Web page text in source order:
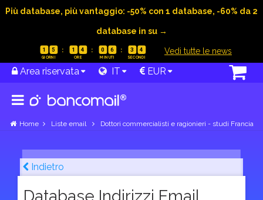
Più database, più vantaggio: -50% con 1 database, -60% da 2
database in su →
1 5 1 4 0 6 3 3 Vedi tutte le news
Area riservata IT EUR
Home Liste email Dottori commercialisti e ragionieri - studi Francia
Indietro
Database Indirizzi Email